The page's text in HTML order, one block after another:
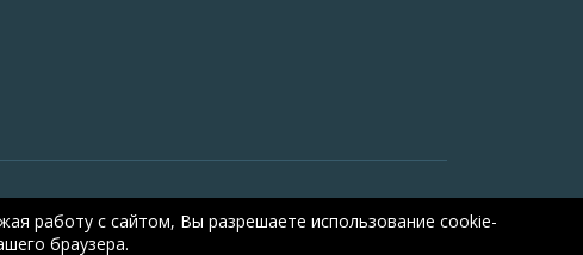
2026
работу с сайтом, Вы разрешаете использование cookie-
браузера.